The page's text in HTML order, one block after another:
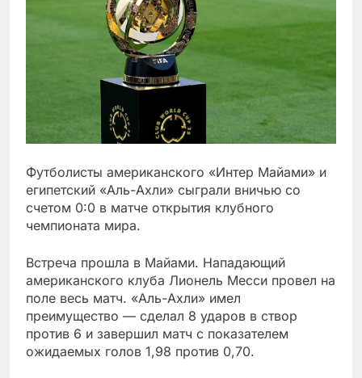
Футболисты американского «Интер Майами» и
египетский «Аль-Ахли» сыграли вничью со
счетом 0:0 в матче открытия клубного
чемпионата мира.
Встреча прошла в Майами. Нападающий
американского клуба Лионель Месси провел на
поле весь матч. «Аль-Ахли» имел
преимущество — сделал 8 ударов в створ
против 6 и завершил матч с показателем
ожидаемых голов 1,98 против 0,70.